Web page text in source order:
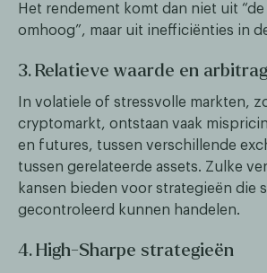
Het rendement komt dan niet uit “de
omhoog”, maar uit inefficiënties in
3. Relatieve waarde en
In volatiele of stressvolle markten,
cryptomarkt, ontstaan vaak
en futures, tussen verschillende
tussen gerelateerde assets. Zulke
kansen bieden voor strategieën die
gecontroleerd kunnen handelen.
4. High-Sharpe strategieën